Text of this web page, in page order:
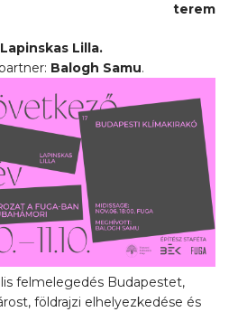
terem
Lapinskas Lilla.
Balogh Samu.
felmelegedés Budapestet,
földrajzi elhelyezkedése és